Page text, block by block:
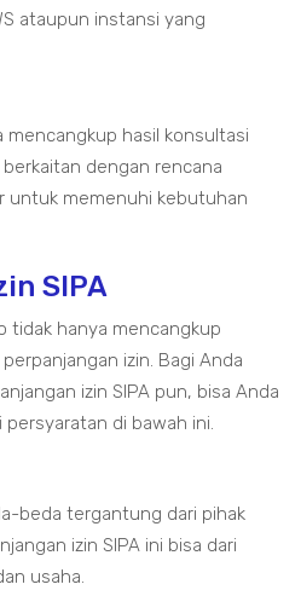
ataupun instansi yang
mencangkup hasil konsultasi
dengan rencana
untuk memenuhi kebutuhan
SIPA
tidak hanya mencangkup
izin. Bagi Anda
izin SIPA pun, bisa Anda
di bawah ini.
beda tergantung dari pihak
izin SIPA ini bisa dari
usaha.